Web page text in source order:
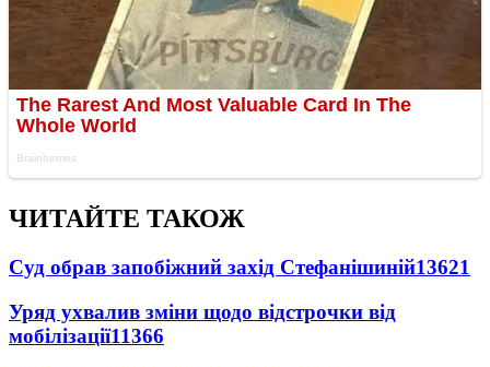
ЧИТАЙТЕ ТАКОЖ
Суд обрав запобіжний захід Стефанішиній13621
Уряд ухвалив зміни щодо відстрочки від
мобілізації11366